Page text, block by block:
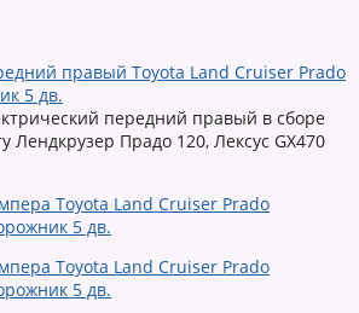
правый Toyota Land Cruiser Prado
5 дв.
передний правый в сборе
Лендкрузер Прадо 120, Лексус GX470